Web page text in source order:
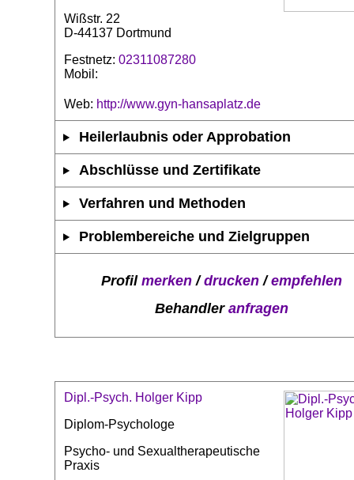
Wißstr. 22
D-44137 Dortmund
Festnetz: 02311087280
Mobil:
Web: http://www.gyn-hansaplatz.de
Heilerlaubnis oder Approbation
Abschlüsse und Zertifikate
Verfahren und Methoden
Problembereiche und Zielgruppen
Profil merken/drucken/empfehlen
Behandler anfragen
Dipl.-Psych. Holger Kipp
Diplom-Psychologe
Psycho- und Sexualtherapeutische
Praxis